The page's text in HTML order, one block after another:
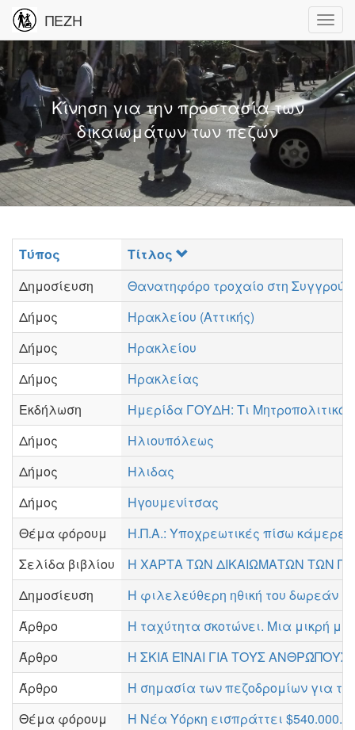
ΠΕΖΗ
Κίνηση για την προστασία των
δικαιωμάτων των πεζών
Τύπος
Τίτλος
Δημοσίευση
Θανατηφόρο τροχαίο στη Συγγρού
Δήμος
Ηρακλείου (Αττικής)
Δήμος
Ηρακλείου
Δήμος
Ηρακλείας
Εκδήλωση
Ημερίδα ΓΟΥΔΗ: Τι Μητροπολιτικό
Δήμος
Ηλιουπόλεως
Δήμος
Ηλιδας
Δήμος
Ηγουμενίτσας
Θέμα φόρουμ
Η.Π.Α.: Υποχρεωτικές πίσω
Σελίδα βιβλίου
Η ΧΑΡΤΑ ΤΩΝ ΔΙΚΑΙΩΜΑΤΩΝ ΤΩΝ
Δημοσίευση
Η φιλελεύθερη ηθική του δωρεάν
Άρθρο
Η ταχύτητα σκοτώνει. Μια μικρή
Άρθρο
Η ΣΚΙΆ ΕΊΝΑΙ ΓΙΑ ΤΟΥΣ ΑΝΘΡΏΠΟΥΣ
Άρθρο
Η σημασία των πεζοδρομίων για
Θέμα φόρουμ
Η Νέα Υόρκη εισπράττει